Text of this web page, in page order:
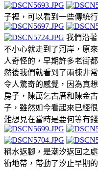
子裡，可以看到一些傳統
我們沿
不小心就走到了河岸，原
人奇怪的，早期許多老街
然後我們就看到了兩棟非
令人驚奇的感覺，因為真
房子，陳萬乞古厝和陳金
子，雖然如今看起來已經
難想見在當時是要何等有
稱水返腳，是潮汐返回之
衝地帶，帶動了汐止早期